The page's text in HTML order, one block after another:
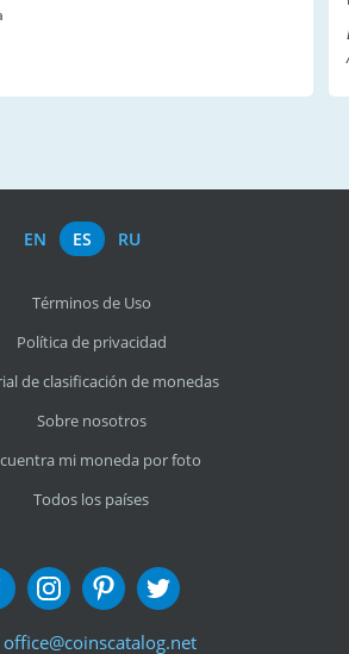
EN ES RU
Términos de Uso
Política de privacidad
de clasificación de monedas
Sobre nosotros
mi moneda por foto
Todos los países
office@coinscatalog.net